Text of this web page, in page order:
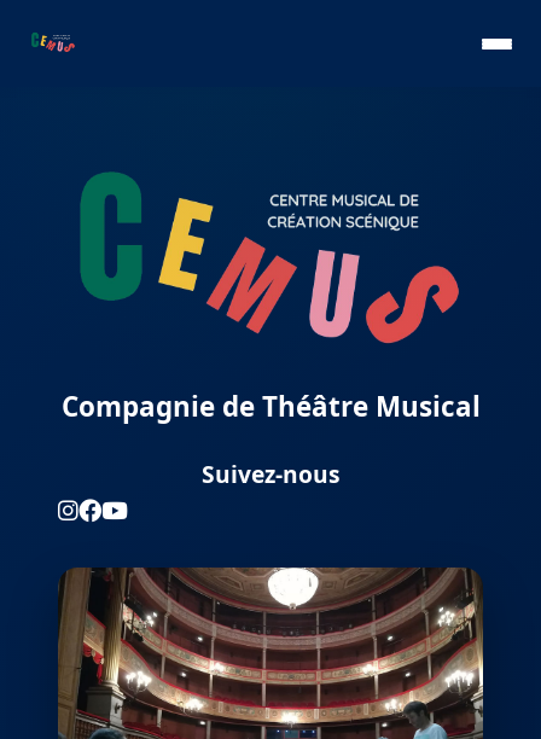
Compagnie de Théâtre Musical
Suivez-nous